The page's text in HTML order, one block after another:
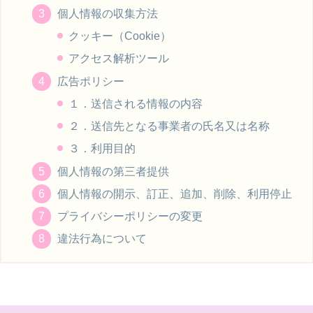
個人情報の収集方法
クッキー（Cookie）
アクセス解析ツール
広告ポリシー
１．送信される情報の内容
２．送信先となる事業者の氏名又は名称
３．利用目的
個人情報の第三者提供
個人情報の開示、訂正、追加、削除、利用停止
プライバシーポリシーの変更
違法行為について